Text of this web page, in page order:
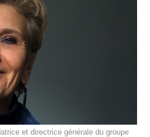
et directrice générale du groupe